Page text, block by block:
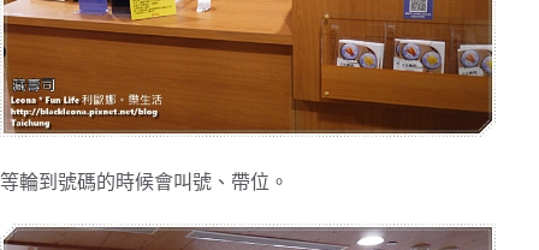
等輪到號碼的時候會叫號、帶位。